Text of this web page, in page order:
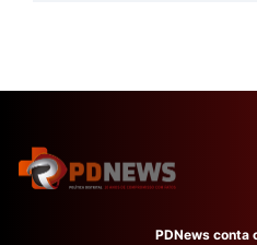
PDNews conta